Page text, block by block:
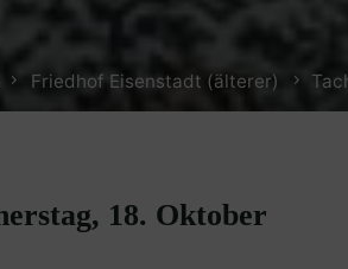
Friedhof Eisenstadt (älterer)
18. Oktober